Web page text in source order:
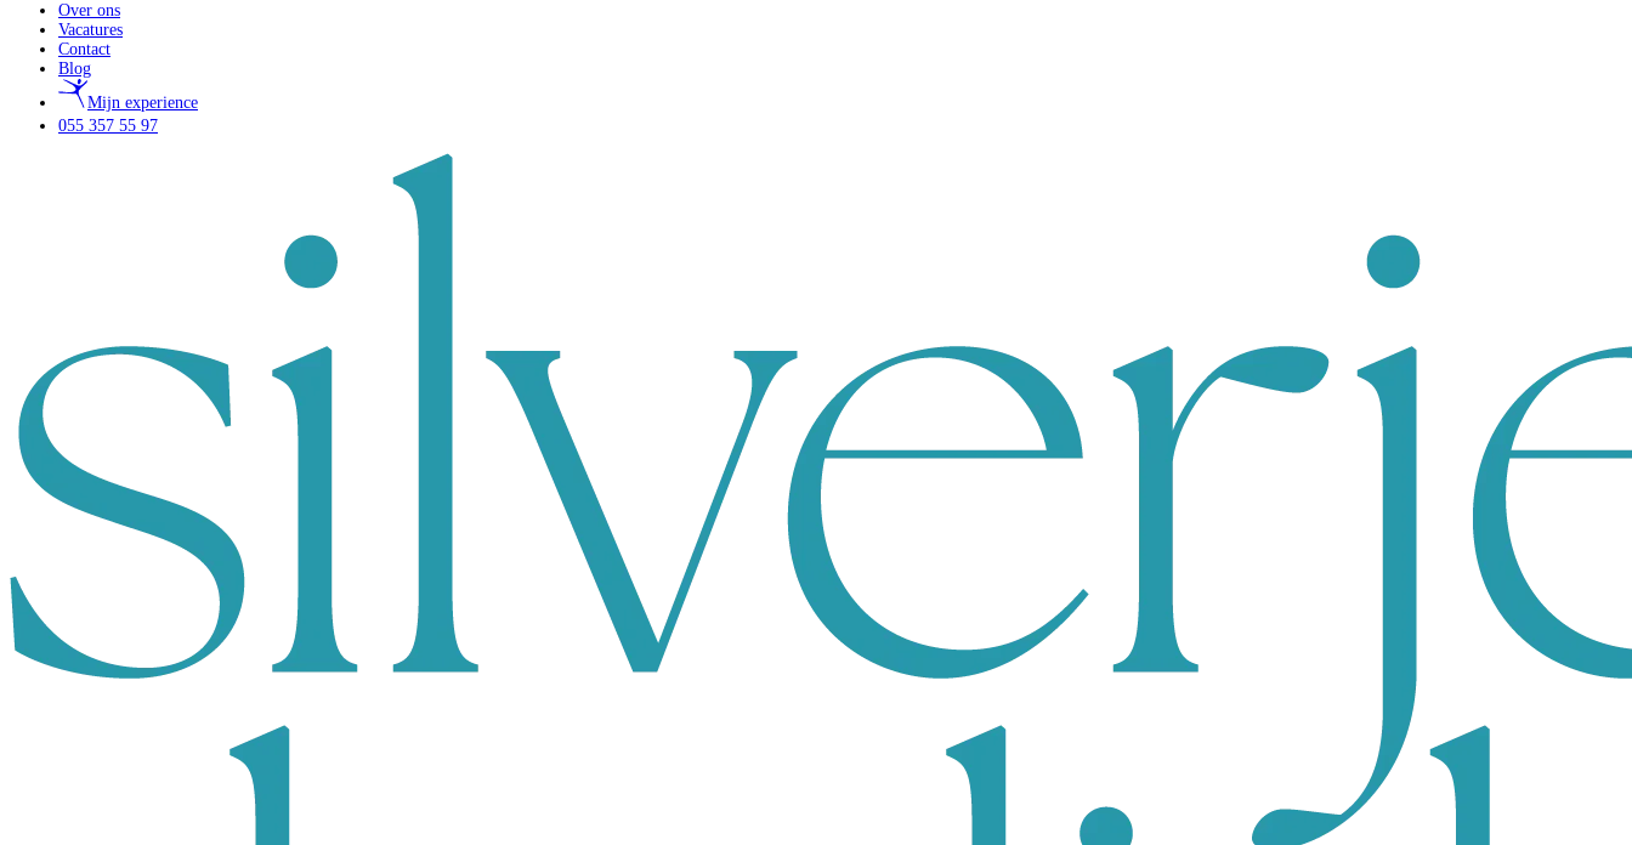
Over ons
Vacatures
Contact
Blog
Mijn experience
055 357 55 97